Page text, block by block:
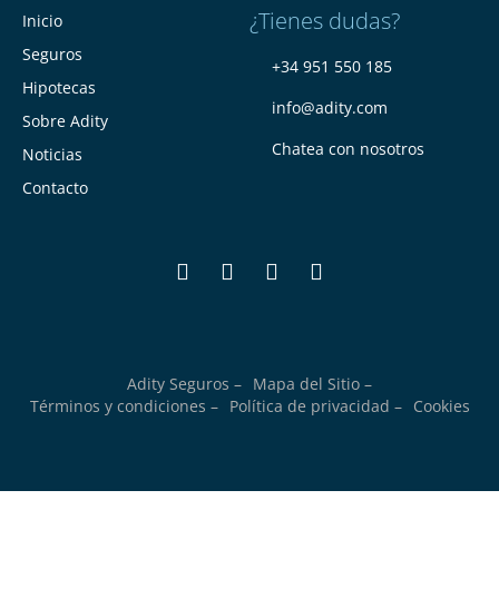
Inicio
Seguros
Hipotecas
Sobre Adity
Noticias
Contacto
¿Tienes dudas?
+34 951 550 185
info@adity.com
Chatea con nosotros
Adity Seguros – Mapa del Sitio –
Términos y condiciones –
Política de privacidad – Cookies